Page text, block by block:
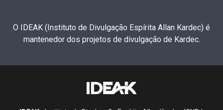
O IDEAK (Instituto de Divulgação Espírita Allan Kardec) é
mantenedor dos projetos de divulgação de Kardec.